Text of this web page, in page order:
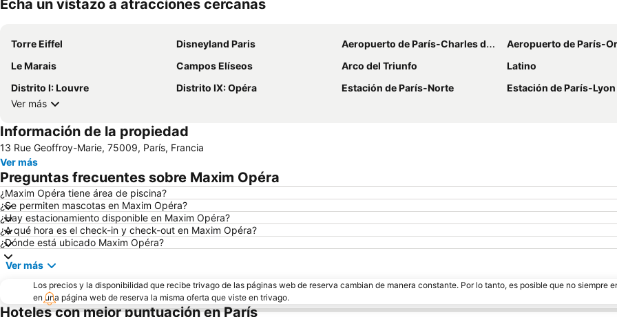
Echa un vistazo a atracciones cercanas
Torre Eiffel Disneyland Paris Aeropuerto de París-Charles de Gaulle
Aeropuerto de París-
Le Marais
Campos Elíseos Arco del Triunfo
Latino
Distrito I: Louvre
Distrito IX: Opéra Estación de París-Norte
Estación de París-Lyon
Ver más
Información de la propiedad
13 Rue Geoffroy-Marie, 75009, París, Francia
Ver más
Preguntas frecuentes sobre Maxim Opéra
¿Maxim Opéra tiene área de piscina?
¿Se permiten mascotas en Maxim Opéra?
¿Hay estacionamiento disponible en Maxim Opéra?
¿A qué hora es el check-in y check-out en Maxim Opéra?
¿Dónde está ubicado Maxim Opéra?
Ver más
Los precios y la disponibilidad que recibe trivago de las páginas web de reserva cambian de manera constante. Por lo tanto, es posible que no siempre
en una página web de reserva la misma oferta que viste en trivago.
Hoteles con mejor puntuación en París